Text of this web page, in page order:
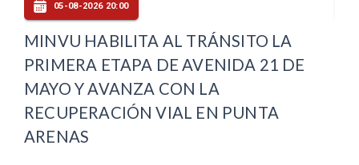
05-08-2026 19:00
PUNTA ARENAS INAUGURA SU
OFICINA LOCAL DE LA NIÑEZ Y
COMPLETA COBERTURA REGIONAL